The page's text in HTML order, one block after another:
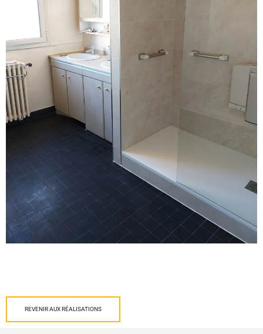
REVENIR AUX RÉALISATIONS